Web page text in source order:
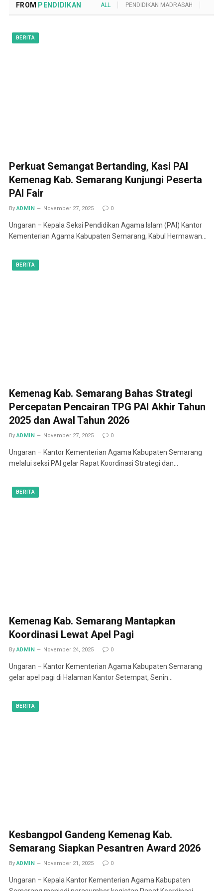
FROM PENDIDIKAN ALL PENDIDIKAN MADRASAH
BERITA
Perkuat Semangat Bertanding, Kasi PAI
Kemenag Kab. Semarang Kunjungi Peserta
PAI Fair
By ADMIN November 27, 2025 0
Ungaran – Kepala Seksi Pendidikan Agama Islam (PAI) Kantor
Kementerian Agama Kabupaten Semarang, Kabul Hermawan…
BERITA
Kemenag Kab. Semarang Bahas Strategi
Percepatan Pencairan TPG PAI Akhir Tahun
2025 dan Awal Tahun 2026
By ADMIN November 27, 2025 0
Ungaran – Kantor Kementerian Agama Kabupaten Semarang
melalui seksi PAI gelar Rapat Koordinasi Strategi dan…
BERITA
Kemenag Kab. Semarang Mantapkan
Koordinasi Lewat Apel Pagi
By ADMIN November 24, 2025 0
Ungaran – Kantor Kementerian Agama Kabupaten Semarang
gelar apel pagi di Halaman Kantor Setempat, Senin…
BERITA
Kesbangpol Gandeng Kemenag Kab.
Semarang Siapkan Pesantren Award 2026
By ADMIN November 21, 2025 0
Ungaran – Kepala Kantor Kementerian Agama Kabupaten